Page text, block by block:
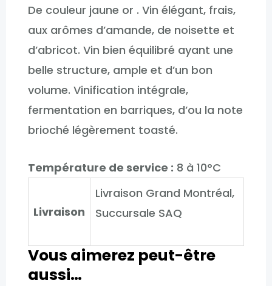
De couleur jaune or . Vin élégant, frais,
aux arômes d’amande, de noisette et
d’abricot. Vin bien équilibré ayant une
belle structure, ample et d’un bon
volume. Vinification intégrale,
fermentation en barriques, d’ou la note
brioché légèrement toasté.
Température de service : 8 à 10°C
Livraison
Livraison Grand Montréal,
Succursale SAQ
Vous aimerez peut-être
aussi…